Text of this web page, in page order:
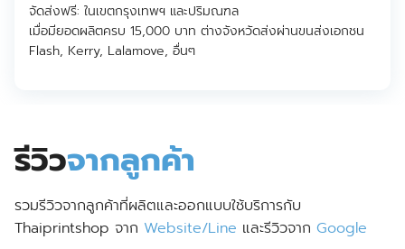
จัดส่งฟรี: ในเขตกรุงเทพฯ และปริมณฑล
เมื่อมียอดผลิตครบ 15,000 บาท ต่างจังหวัดส่งผ่านขนส่งเอกชน
Flash, Kerry, Lalamove, อื่นๆ
รีวิวจากลูกค้า
รวมรีวิวจากลูกค้าที่ผลิตและออกแบบใช้บริการกับ
Thaiprintshop จาก Website/Line และรีวิวจาก Google